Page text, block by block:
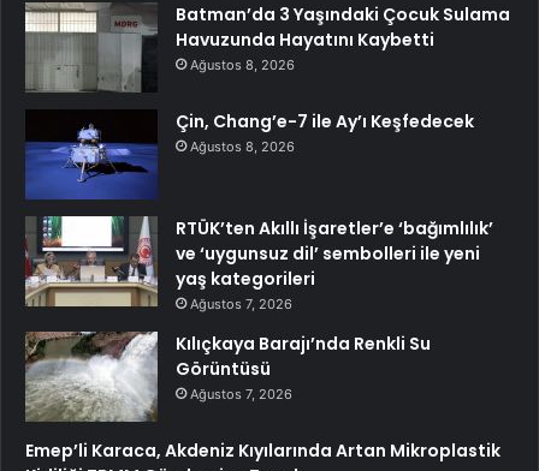
Batman’da 3 Yaşındaki Çocuk Sulama
Havuzunda Hayatını Kaybetti
Ağustos 8, 2026
Çin, Chang’e-7 ile Ay’ı Keşfedecek
Ağustos 8, 2026
RTÜK’ten Akıllı İşaretler’e ‘bağımlılık’
ve ‘uygunsuz dil’ sembolleri ile yeni
yaş kategorileri
Ağustos 7, 2026
Kılıçkaya Barajı’nda Renkli Su
Görüntüsü
Ağustos 7, 2026
Emep’li Karaca, Akdeniz Kıyılarında Artan Mikroplastik